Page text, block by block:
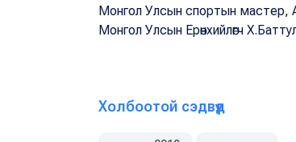
Монгол Улсын спортын мастер,
Монгол Улсын Ерөнхийлөгч
Холбоотой сэдвүүд